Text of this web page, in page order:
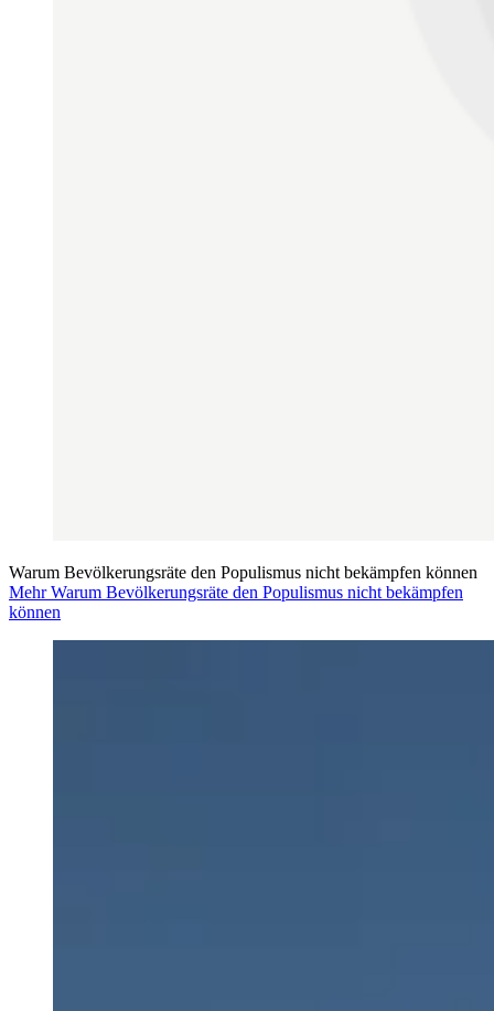
Warum Bevölkerungsräte den Populismus nicht bekämpfen können
Mehr Warum Bevölkerungsräte den Populismus nicht bekämpfen
können